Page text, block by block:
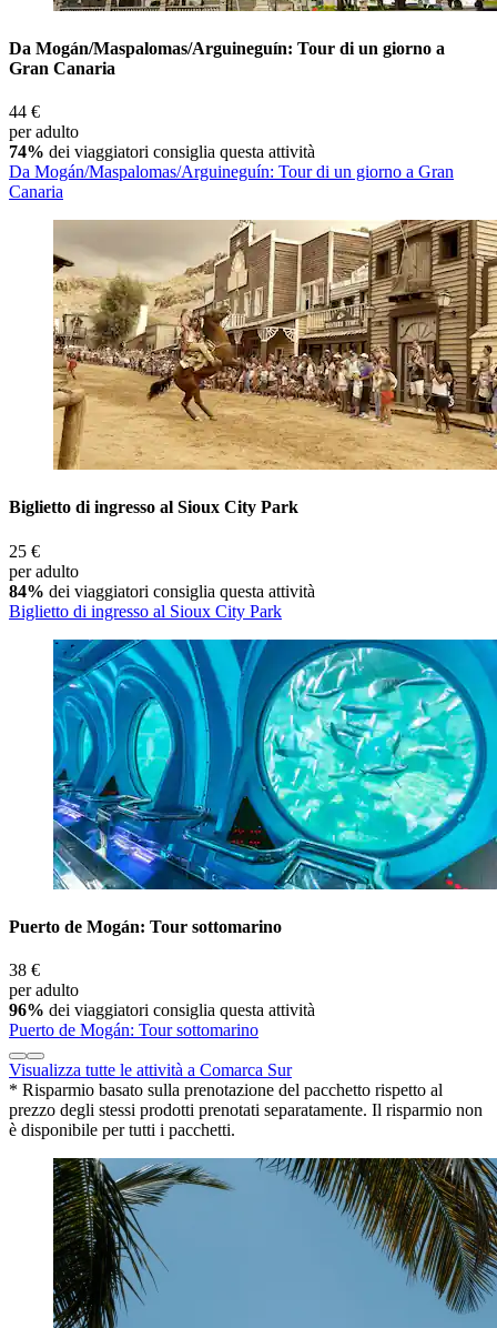
Da Mogán/Maspalomas/Arguineguín: Tour di un giorno a
Gran Canaria
44 €
per adulto
74% dei viaggiatori consiglia questa attività
Da Mogán/Maspalomas/Arguineguín: Tour di un giorno a Gran
Canaria
Biglietto di ingresso al Sioux City Park
25 €
per adulto
84% dei viaggiatori consiglia questa attività
Biglietto di ingresso al Sioux City Park
Puerto de Mogán: Tour sottomarino
38 €
per adulto
96% dei viaggiatori consiglia questa attività
Puerto de Mogán: Tour sottomarino
Visualizza tutte le attività a Comarca Sur
* Risparmio basato sulla prenotazione del pacchetto rispetto al
prezzo degli stessi prodotti prenotati separatamente. Il risparmio non
è disponibile per tutti i pacchetti.